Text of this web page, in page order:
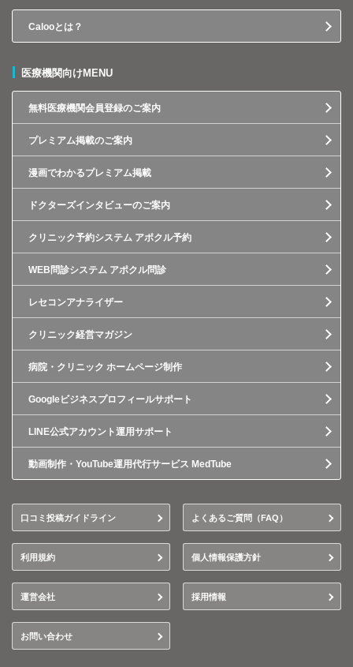
Calooとは？
医療機関向けMENU
無料医療機関会員登録のご案内
プレミアム掲載のご案内
漫画でわかるプレミアム掲載
ドクターズインタビューのご案内
クリニック予約システム アポクル予約
WEB問診システム アポクル問診
レセコンアナライザー
クリニック経営マガジン
病院・クリニック ホームページ制作
Googleビジネスプロフィールサポート
LINE公式アカウント運用サポート
動画制作・YouTube運用代行サービス MedTube
口コミ投稿ガイドライン よくあるご質問（FAQ）
利用規約 個人情報保護方針
運営会社 採用情報
お問い合わせ